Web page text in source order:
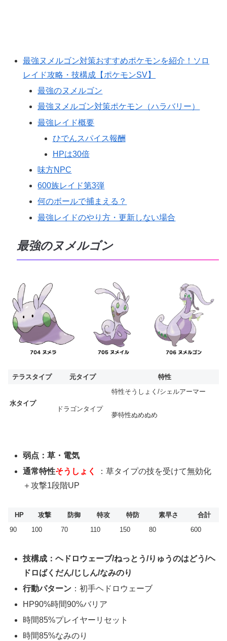
最強ヌメルゴン対策おすすめポケモンを紹介！ソロ
レイド攻略・技構成【ポケモンSV】
最強のヌメルゴン
最強ヌメルゴン対策ポケモン（ハラバリー）
最強レイド概要
ひでんスパイス報酬
HPは30倍
味方NPC
600族レイド第3弾
何のボールで捕まえる？
最強レイドのやり方・更新しない場合
最強のヌメルゴン
テラスタイプ 元タイプ 特性
水タイプ
ドラゴンタイプ
特性そうしょく/シェルアーマー
夢特性ぬめぬめ
弱点：草・電気
通常特性そうしょく
：草タイプの技を受けて無効化
＋攻撃1段階UP
HP 攻撃 防御 特攻 特防 素早さ
合計
90
100 70 110 150 80 600
技構成：ヘドロウェーブ/ねっとう/りゅうのはどう/ヘ
ドロばくだん/じしん/なみのり
行動パターン ：初手ヘドロウェーブ
HP90%時間90%バリア
時間85%プレイヤーリセット
時間85%なみのり